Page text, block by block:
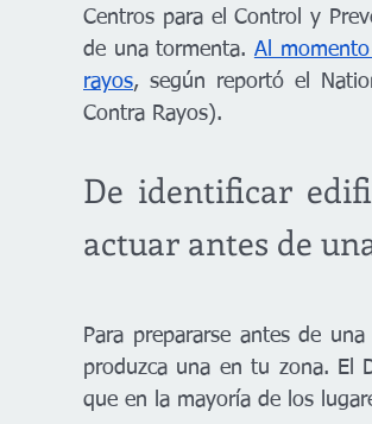
Centros para el Control y
de una tormenta. Al
rayos, según reportó el
Contra Rayos).
De identificar
actuar antes de
Para prepararse antes de
produzca una en tu zona. El
que en la mayoría de los